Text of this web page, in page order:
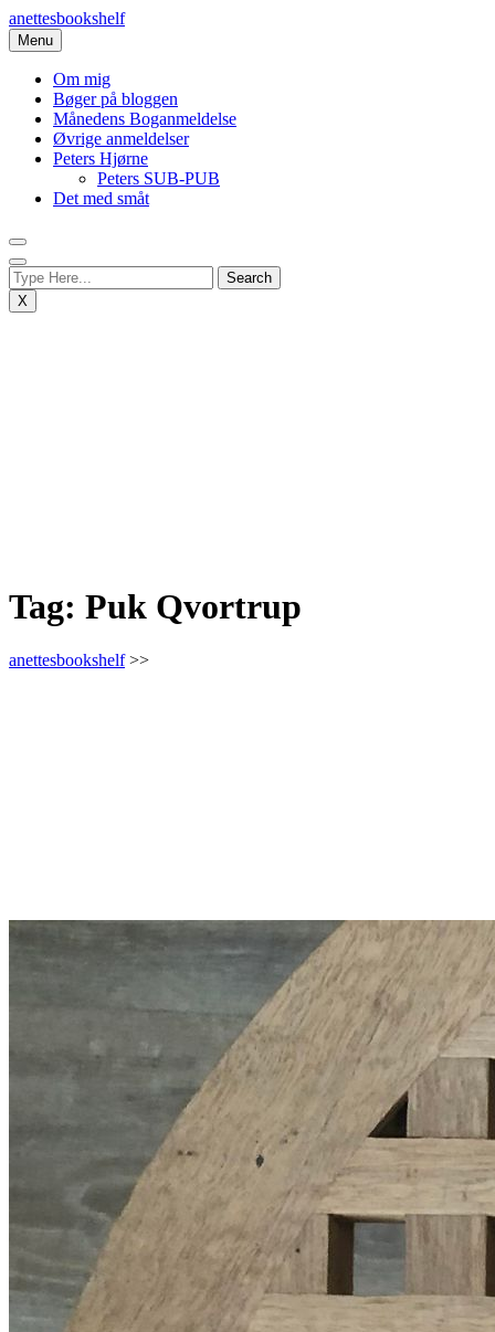
Skip
to
content
anettesbookshelf
Menu
Om mig
Bøger på bloggen
Månedens Boganmeldelse
Øvrige anmeldelser
Peters Hjørne
Peters SUB-PUB
Det med småt
X
Tag: Puk Qvortrup
anettesbookshelf>>